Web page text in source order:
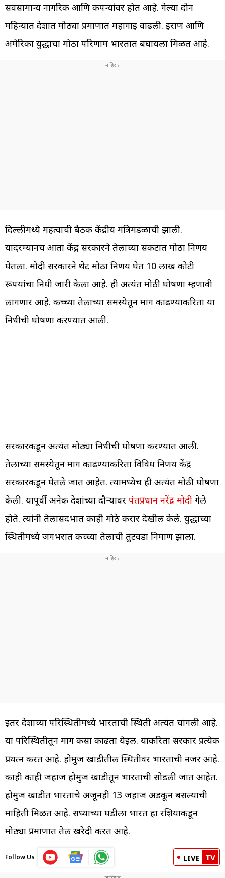
सर्वसामान्य नागरिक आणि कंपन्यांवर होत आहे. गेल्या दोन
महिन्यात देशात मोठ्या प्रमाणात महागाई वाढली. इराण आणि
अमेरिका युद्धाचा मोठा परिणाम भारतात बघायला मिळत आहे.
दिल्लीमध्ये महत्वाची बैठक केंद्रीय मंत्रिमंडळाची झाली.
यादरम्यानच आता केंद्र सरकारने तेलाच्या संकटात मोठा निर्णय
घेतला. मोदी सरकारने थेट मोठा निर्णय घेत 10 लाख कोटी
रूपयांचा निधी जारी केला आहे. ही अत्यंत मोठी घोषणा म्हणावी
लागणार आहे. कच्च्या तेलाच्या समस्येतून मार्ग काढण्याकरिता या
निधीची घोषणा करण्यात आली.
सरकारकडून अत्यंत मोठ्या निधीची घोषणा करण्यात आली.
तेलाच्या समस्येतून मार्ग काढण्याकरिता विविध निर्णय केंद्र
सरकारकडून घेतले जात आहेत. त्यामध्येच ही अत्यंत मोठी घोषणा
केली. यापूर्वी अनेक देशांच्या दाैऱ्यावर पंतप्रधान नरेंद्र मोदी गेले
होते. त्यांनी तेलासंदर्भात काही मोठे करार देखील केले. युद्धाच्या
स्थितीमध्ये जगभरात कच्च्या तेलाची तुटवडा निर्माण झाला.
इतर देशाच्या परिस्थितीमध्ये भारताची स्थिती अत्यंत चांगली आहे.
या परिस्थितीतून मार्ग कसा काढता येईल. याकरिता सरकार प्रत्येक
प्रयत्न करत आहे. होर्मुज खाडीतील स्थितीवर भारताची नजर आहे.
काही काही जहाज होर्मुज खाडीतून भारताची सोडली जात आहेत.
होर्मुज खाडीत भारताचे अजूनही 13 जहाज अडकून बसल्याची
माहिती मिळत आहे. सध्याच्या घडीला भारत हा रशियाकडून
मोठ्या प्रमाणात तेल खरेदी करत आहे.
Follow Us LIVE TV